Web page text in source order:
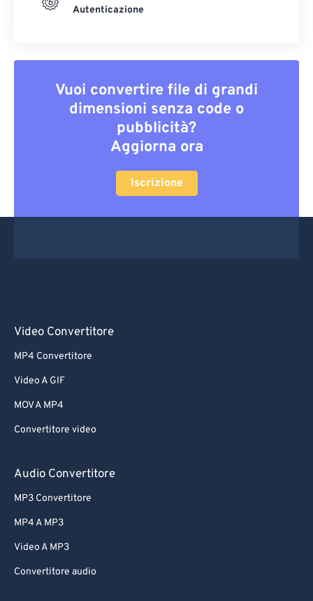
Autenticazione
Vuoi convertire file di grandi
dimensioni senza code o
pubblicità?
Aggiorna ora
Iscrizione
Video Convertitore
MP4 Convertitore
Video A GIF
MOV A MP4
Convertitore video
Audio Convertitore
MP3 Convertitore
MP4 A MP3
Video A MP3
Convertitore audio